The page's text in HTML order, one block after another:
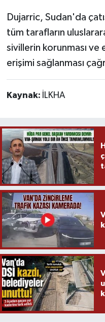
Dujarric, Sudan'da
tüm tarafların
sivillerin korunması ve
erişimi sağlanması
Kaynak: İLKHA